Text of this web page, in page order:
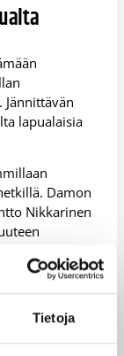
Tietoja
lapualaisia
Damon
Nikkarinen